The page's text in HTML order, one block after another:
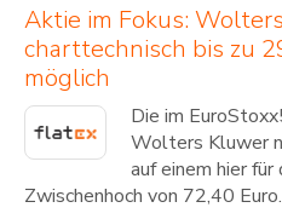
Aktie im Fokus:
charttechnisch bis zu
möglich
Die im
Wolters Kluwer
auf einem hier
Zwischenhoch von 72,40